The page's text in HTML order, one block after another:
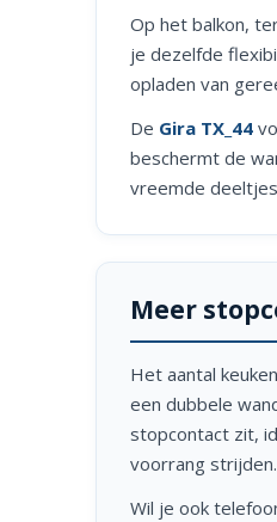
Op het balkon,
je dezelfde
opladen van
De Gira TX_44
beschermt de
vreemde
Meer
Het aantal
een dubbele
stopcontact zit,
voorrang strijden.
Wil je ook